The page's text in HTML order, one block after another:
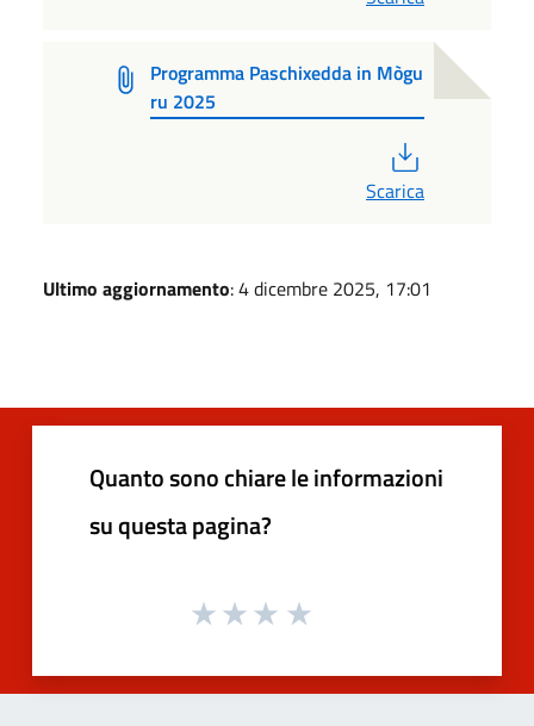
Programma Paschixedda in Mògu
ru 2025
Scarica
Ultimo aggiornamento: 4 dicembre 2025, 17:01
Quanto sono chiare le informazioni
su questa pagina?